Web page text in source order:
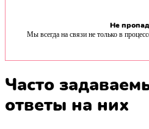
Не
Мы всегда на связи не только в
Часто
ответы на них